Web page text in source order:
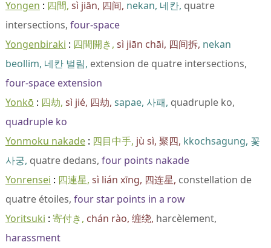
Yongen
四間 sì jiān 四间 nekan 네칸 quatre
intersections four-space
Yongenbiraki
四間開き sì jiān chāi 四间拆 nekan
beollim 네칸 벌림 extension de quatre intersections
four-space extension
Yonkō
四劫 sì jié 四劫 sapae 사패 quadruple ko
quadruple ko
Yonmoku nakade
四目中手 jù sì 聚四 kkochsagung 꽃
사궁 quatre dedans four points nakade
Yonrensei
四連星 sì lián xīng 四连星 constellation de
quatre étoiles four star points in a row
Yoritsuki 寄付き chán rào 缠绕 harcèlement
harassment